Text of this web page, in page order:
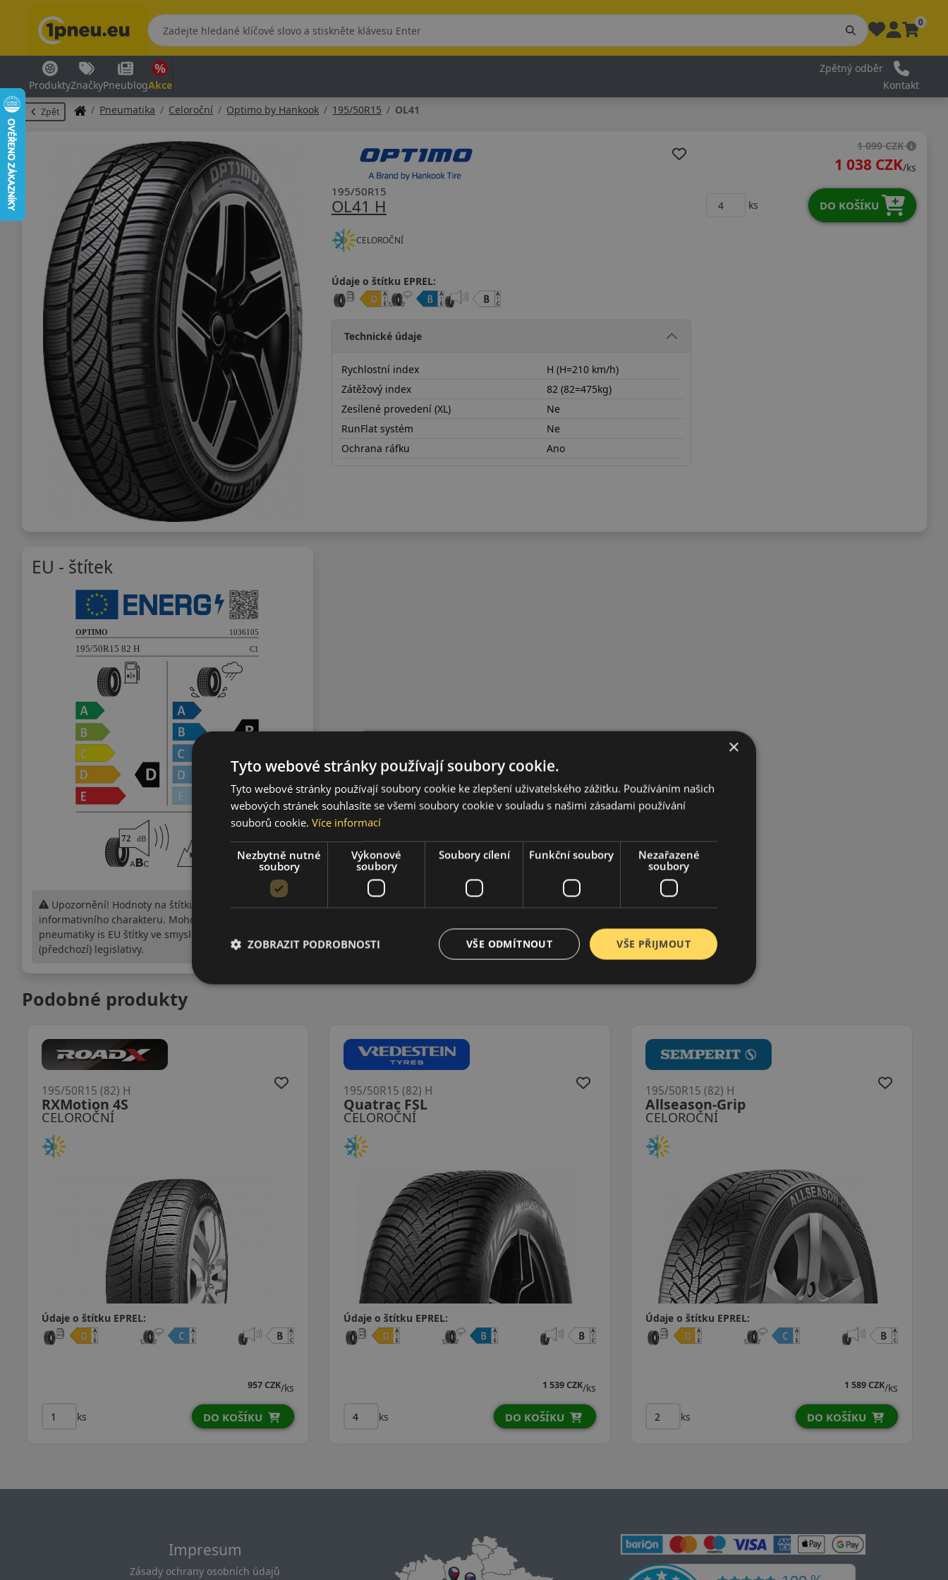
0
ProduktyZnačkyPneublogAkce
Zpětný odběr
Kontakt
Zpět Pneumatika Celoroční Optimo by Hankook 195/50R15 OL41
OL41 H
195/50R15
CELOROČNÍ
Údaje o štítku EPREL:
Technické údaje
Rychlostní index
H (H=210 km/h)
Zátěžový index
82 (82=475kg)
Zesílené provedení (XL)
Ne
RunFlat systém
Ne
Ochrana ráfku
Ano
1 099 CZK
1 038 CZK/ks
ks DO KOŠÍKU
EU - štítek
Upozornění! Hodnoty na štítku jsou pouze
informativního charakteru. Mohou být dodány
pneumatiky is EU štítky ve smyslu dosud platné
(předchozí) legislativy.
Podobné produkty
CELOROČNÍ
RXMotion 4S
195/50R15 (82) H
Údaje o štítku EPREL:
957 CZK/ks
ks DO KOŠÍKU
CELOROČNÍ
Quatrac FSL
195/50R15 (82) H
Údaje o štítku EPREL:
1 539 CZK/ks
ks DO KOŠÍKU
CELOROČNÍ
Allseason-Grip
195/50R15 (82) H
Údaje o štítku EPREL:
1 589 CZK/ks
ks DO KOŠÍKU
Impresum
Zásady ochrany osobních údajů
×
Tyto webové stránky používají soubory cookie.
Tyto webové stránky používají soubory cookie ke zlepšení uživatelského zážitku. Používáním našich
webových stránek souhlasíte se všemi soubory cookie v souladu s našimi zásadami používání
souborů cookie. Více informací
Nezbytně nutné
soubory
Výkonové
soubory
Soubory cílení Funkční soubory
Nezařazené
soubory
VŠE PŘIJMOUT
VŠE ODMÍTNOUT
ZOBRAZIT PODROBNOSTI